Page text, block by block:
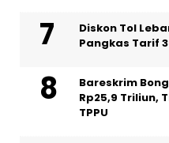
Diskon Tol
Pangkas Tarif
Bareskrim
Rp25,9 Triliun,
TPPU